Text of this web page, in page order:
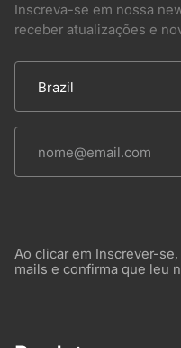
Inscreva-se em nossa
receber atualizações e
Ao clicar em Inscrever-
mails e confirma que leu